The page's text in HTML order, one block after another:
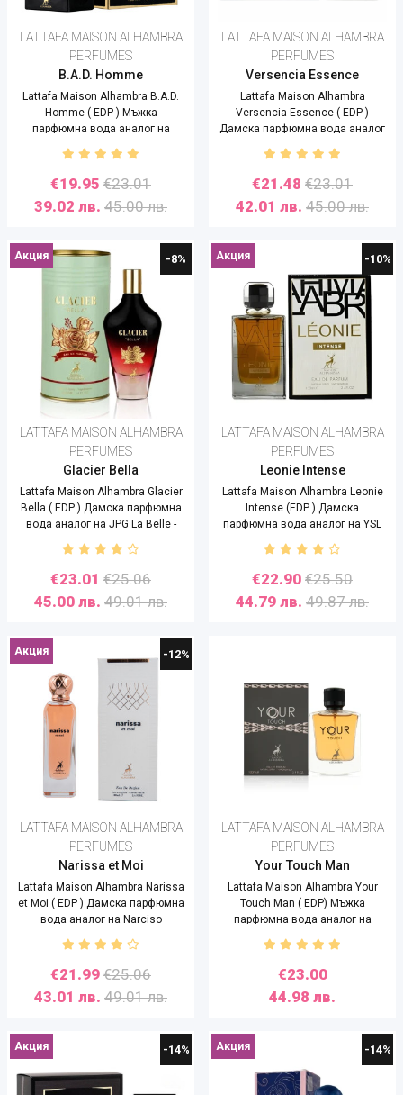
LATTAFA MAISON ALHAMBRA
PERFUMES
B.A.D. Homme
Lattafa Maison Alhambra B.A.D.
Homme ( EDP ) Мъжка
парфюмна вода аналог на
Carolina Herrera Bad Boy - 100 ml
€19.95 €23.01
39.02 лв. 45.00 лв.
LATTAFA MAISON ALHAMBRA
PERFUMES
Versencia Essence
Lattafa Maison Alhambra
Versencia Essence ( EDP )
Дамска парфюмна вода аналог
на Versace Versense - 100 ml
€21.48 €23.01
42.01 лв. 45.00 лв.
-8%
Акция
LATTAFA MAISON ALHAMBRA
PERFUMES
Glacier Bella
Lattafa Maison Alhambra Glacier
Bella ( EDP ) Дамска парфюмна
вода аналог на JPG La Belle -
100 ml
€23.01 €25.06
45.00 лв. 49.01 лв.
-10%
Акция
LATTAFA MAISON ALHAMBRA
PERFUMES
Leonie Intense
Lattafa Maison Alhambra Leonie
Intense (EDP ) Дамска
парфюмна вода аналог на YSL
Libre Intense- 100 ml
€22.90 €25.50
44.79 лв. 49.87 лв.
-12%
Акция
LATTAFA MAISON ALHAMBRA
PERFUMES
Narissa et Moi
Lattafa Maison Alhambra Narissa
et Moi ( EDP ) Дамска парфюмна
вода аналог на Narciso
Rodriguez All Of Me - 100 ml
€21.99 €25.06
43.01 лв. 49.01 лв.
LATTAFA MAISON ALHAMBRA
PERFUMES
Your Touch Man
Lattafa Maison Alhambra Your
Touch Man ( EDP) Мъжка
парфюмна вода аналог на
Armani Stronger with you - 100 ml
€23.00
44.98 лв.
-14%
Акция -14%
Акция